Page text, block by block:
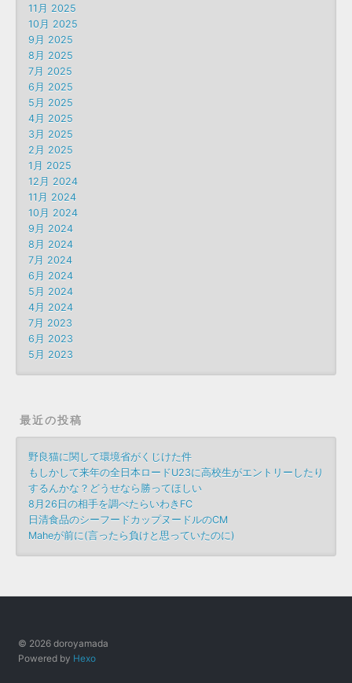
11月 2025
10月 2025
9月 2025
8月 2025
7月 2025
6月 2025
5月 2025
4月 2025
3月 2025
2月 2025
1月 2025
12月 2024
11月 2024
10月 2024
9月 2024
8月 2024
7月 2024
6月 2024
5月 2024
4月 2024
7月 2023
6月 2023
5月 2023
最近の投稿
野良猫に関して環境省がくじけた件
もしかして来年の全日本ロードU23に高校生がエントリーしたり
するんかな？どうせなら勝ってほしい
8月26日の相手を調べたらいわきFC
日清食品のシーフードカップヌードルのCM
Maheが前に(言ったら負けと思っていたのに)
© 2026 doroyamada
Powered by Hexo